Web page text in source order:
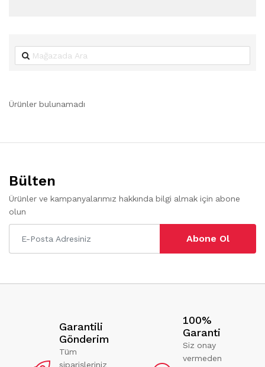
Ürünler bulunamadı
Bülten
Ürünler ve kampanyalarımız hakkında bilgi almak için abone
olun
Abone Ol
Garantili
Gönderim
Tüm
siparişleriniz
100%
Garanti
Siz onay
vermeden